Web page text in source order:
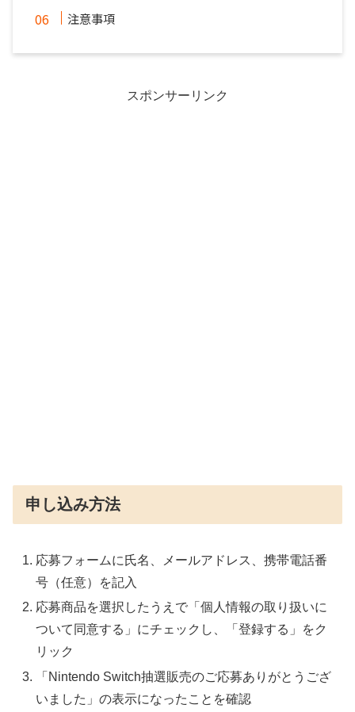
注意事項
スポンサーリンク
申し込み方法
応募フォームに氏名、メールアドレス、携帯電話番
号（任意）を記入
応募商品を選択したうえで「個人情報の取り扱いに
ついて同意する」にチェックし、「登録する」をク
リック
「Nintendo Switch抽選販売のご応募ありがとうござ
いました」の表示になったことを確認